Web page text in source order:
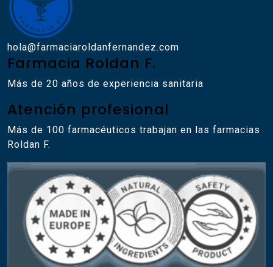
hola@farmaciaroldanfernandez.com
Farmacia Roldan F.
Más de 20 años de experiencia sanitaria
Atención profesional
Más de 100 farmacéuticos trabajan en las farmacias
Roldan F.